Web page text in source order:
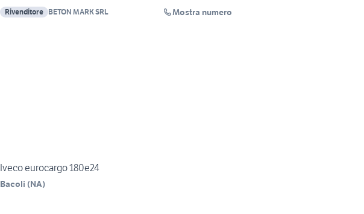
Rivenditore BETON MARK SRL Mostra numero
Iveco eurocargo 180e24
Bacoli (NA)